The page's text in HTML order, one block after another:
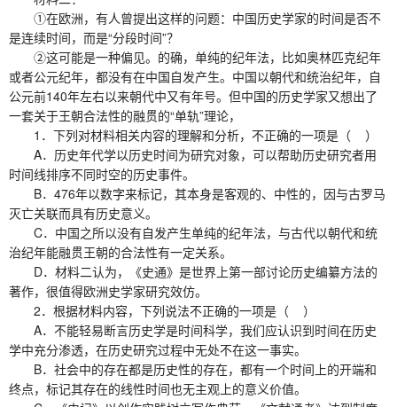
①在欧洲，有人曾提出这样的问题：中国历史学家的时间是否不
是连续时间，而是“分段时间”？
②这可能是一种偏见。的确，单纯的纪年法，比如奥林匹克纪年
或者公元纪年，都没有在中国自发产生。中国以朝代和统治纪年，自
公元前140年左右以来朝代中又有年号。但中国的历史学家又想出了
一套关于王朝合法性的融贯的“单轨”理论，
1．下列对材料相关内容的理解和分析，不正确的一项是（ ）
A．历史年代学以历史时间为研究对象，可以帮助历史研究者用
时间线排序不同时空的历史事件。
B．476年以数字来标记，其本身是客观的、中性的，因与古罗马
灭亡关联而具有历史意义。
C．中国之所以没有自发产生单纯的纪年法，与古代以朝代和统
治纪年能融贯王朝的合法性有一定关系。
D．材料二认为，《史通》是世界上第一部讨论历史编纂方法的
著作，很值得欧洲史学家研究效仿。
2．根据材料内容，下列说法不正确的一项是（ ）
A．不能轻易断言历史学是时间科学，我们应认识到时间在历史
学中充分渗透，在历史研究过程中无处不在这一事实。
B．社会中的存在都是历史性的存在，都有一个时间上的开端和
终点，标记其存在的线性时间也无主观上的意义价值。